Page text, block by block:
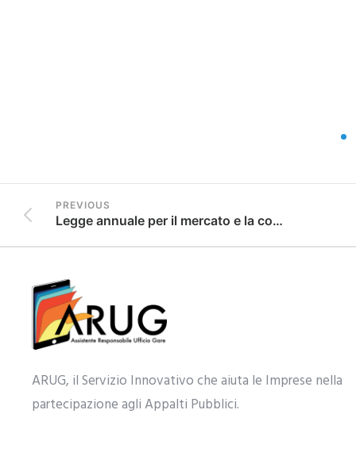
PREVIOUS
Legge annuale per il mercato e la concorrenza 2021
ARUG, il Servizio Innovativo che aiuta le Imprese nella
partecipazione agli Appalti Pubblici.​